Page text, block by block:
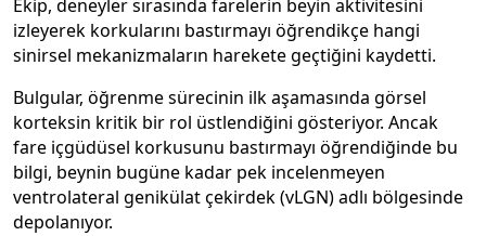
Ekip, deneyler sırasında farelerin beyin aktivitesini
izleyerek korkularını bastırmayı öğrendikçe hangi
sinirsel mekanizmaların harekete geçtiğini kaydetti.
Bulgular, öğrenme sürecinin ilk aşamasında görsel
korteksin kritik bir rol üstlendiğini gösteriyor. Ancak
fare içgüdüsel korkusunu bastırmayı öğrendiğinde bu
bilgi, beynin bugüne kadar pek incelenmeyen
ventrolateral genikülat çekirdek (vLGN) adlı bölgesinde
depolanıyor.